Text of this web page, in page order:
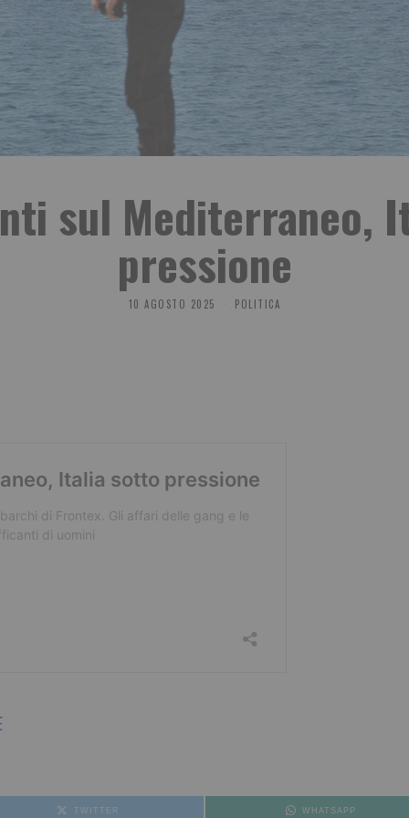
sul Mediterraneo,
pressione
10 AGOSTO 2025 POLITICA
TWITTER WHATSAPP